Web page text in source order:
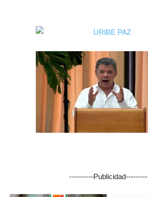
----------Publicidad---------